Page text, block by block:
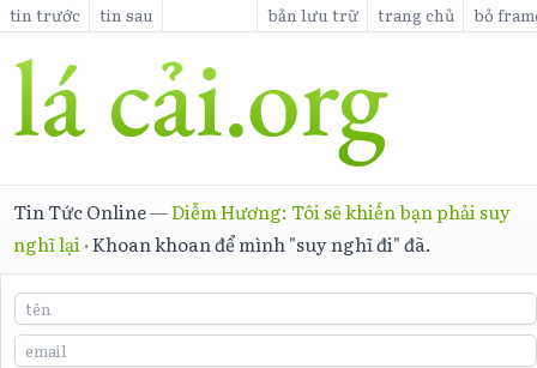
tin trước tin sau bản lưu trữ trang chủ bỏ
Tin Tức Online—Diễm Hương: Tôi sẽ khiến bạn phải suy
nghĩ lại ·Khoan khoan để mình "suy nghĩ đi" đã.